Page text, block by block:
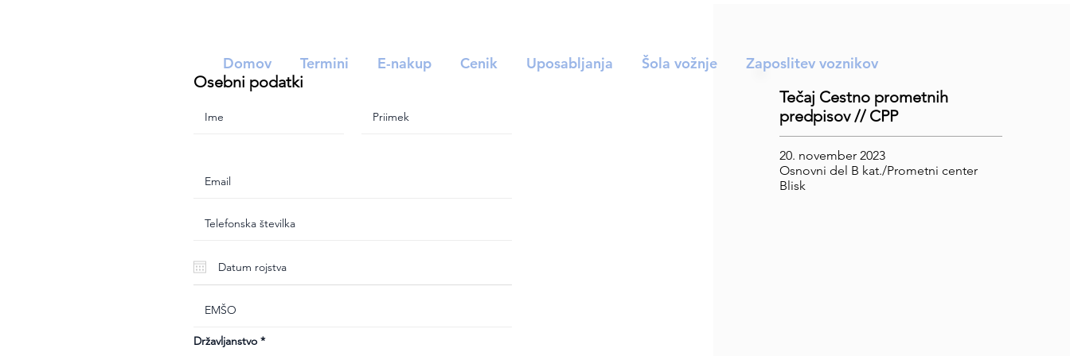
Osebni podatki
Državljanstvo
Tečaj Cestno prometnih
predpisov // CPP
20. november 2023
Osnovni del B kat./Prometni center
Blisk
Domov Termini E-nakup Cenik Uposabljanja Šola vožnje Zaposlitev voznikov